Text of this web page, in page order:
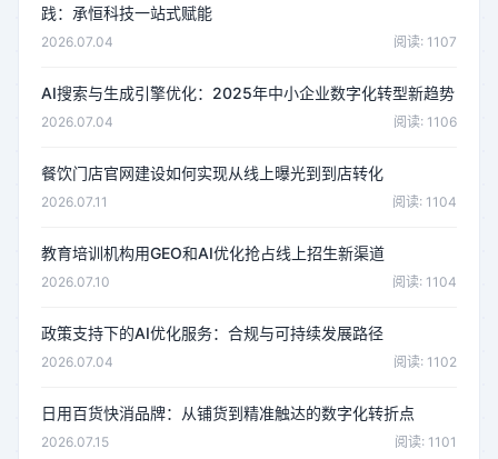
践：承恒科技一站式赋能
2026.07.04 阅读: 1107
AI搜索与生成引擎优化：2025年中小企业数字化转型新趋势
2026.07.04 阅读: 1106
餐饮门店官网建设如何实现从线上曝光到到店转化
2026.07.11 阅读: 1104
教育培训机构用GEO和AI优化抢占线上招生新渠道
2026.07.10 阅读: 1104
政策支持下的AI优化服务：合规与可持续发展路径
2026.07.04 阅读: 1102
日用百货快消品牌：从铺货到精准触达的数字化转折点
2026.07.15 阅读: 1101